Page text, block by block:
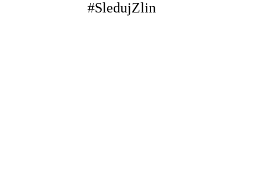
#SledujZlin